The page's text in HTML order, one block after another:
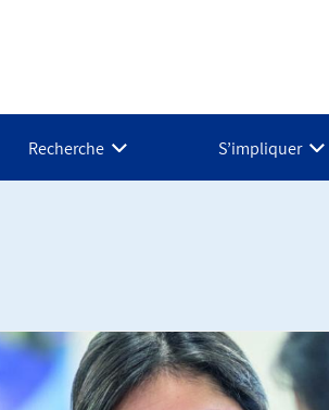
Recherche S’impliquer